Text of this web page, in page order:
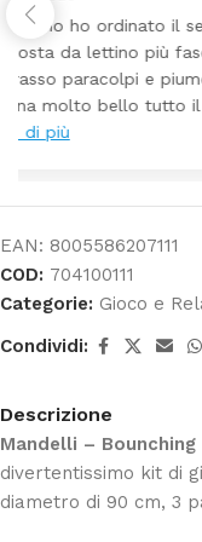
Tutti
EAN: 8005586207111
COD: 704100111
Categorie: Gioco e
Condividi:
Descrizione
Mandelli –
divertentissimo kit di
diametro di 90 cm, 3